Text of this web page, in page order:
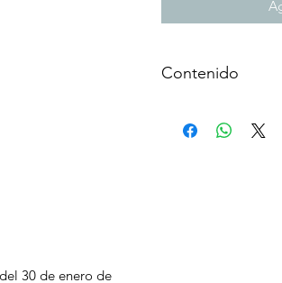
30 de enero de
Contenido
en tribunales.